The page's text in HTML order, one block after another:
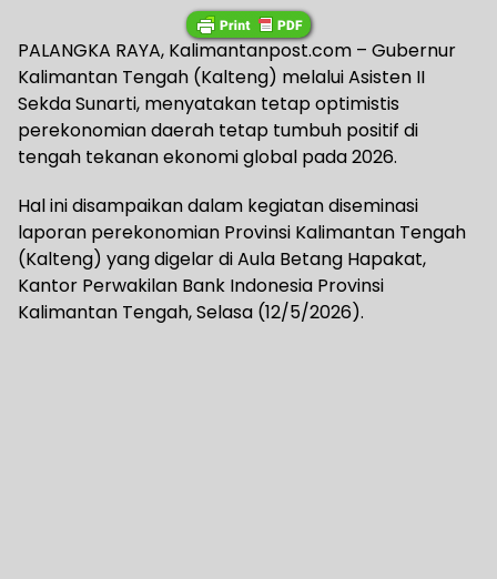
PALANGKA RAYA, Kalimantanpost.com – Gubernur
Kalimantan Tengah (Kalteng) melalui Asisten II
Sekda Sunarti, menyatakan tetap optimistis
perekonomian daerah tetap tumbuh positif di
tengah tekanan ekonomi global pada 2026.
Hal ini disampaikan dalam kegiatan diseminasi
laporan perekonomian Provinsi Kalimantan Tengah
(Kalteng) yang digelar di Aula Betang Hapakat,
Kantor Perwakilan Bank Indonesia Provinsi
Kalimantan Tengah, Selasa (12/5/2026).